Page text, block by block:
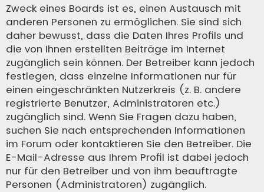
Zweck eines Boards ist es, einen Austausch mit
anderen Personen zu ermöglichen. Sie sind sich
daher bewusst, dass die Daten Ihres Profils und
die von Ihnen erstellten Beiträge im Internet
zugänglich sein können. Der Betreiber kann jedoch
festlegen, dass einzelne Informationen nur für
einen eingeschränkten Nutzerkreis (z. B. andere
registrierte Benutzer, Administratoren etc.)
zugänglich sind. Wenn Sie Fragen dazu haben,
suchen Sie nach entsprechenden Informationen
im Forum oder kontaktieren Sie den Betreiber. Die
E-Mail-Adresse aus Ihrem Profil ist dabei jedoch
nur für den Betreiber und von ihm beauftragte
Personen (Administratoren) zugänglich.